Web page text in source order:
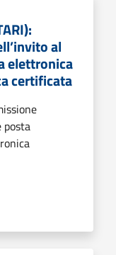
al
elettronica
certificata
posta